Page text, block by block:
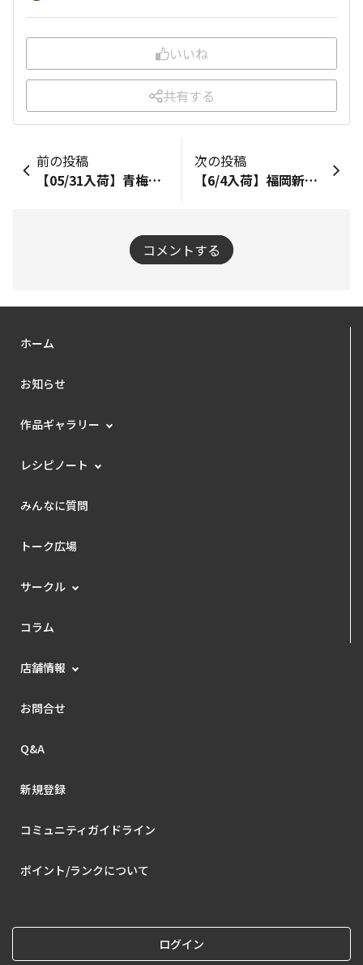
いいね
共有する
前の投稿
【05/31入荷】青梅インター店に食虫植物・斑入り観葉が入荷しました！
次の投稿
【6/4入荷】福岡新宮店に「葉の模様が可愛いパキラ」「華やかなみためのエクメア ファッシアータ」など多数入荷
コメントする
ホーム
お知らせ
作品ギャラリー
レシピノート
みんなに質問
トーク広場
サークル
コラム
店舗情報
お問合せ
Q&A
新規登録
コミュニティガイドライン
ポイント/ランクについて
ログイン